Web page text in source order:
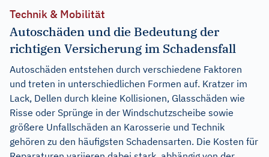
Technik & Mobilität
Autoschäden und die Bedeutung der
richtigen Versicherung im Schadensfall
Autoschäden entstehen durch verschiedene Faktoren
und treten in unterschiedlichen Formen auf. Kratzer im
Lack, Dellen durch kleine Kollisionen, Glasschäden wie
Risse oder Sprünge in der Windschutzscheibe sowie
größere Unfallschäden an Karosserie und Technik
gehören zu den häufigsten Schadensarten. Die Kosten für